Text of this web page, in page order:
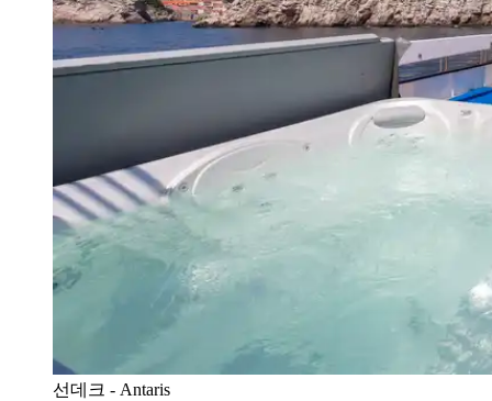
선데크 - Antaris